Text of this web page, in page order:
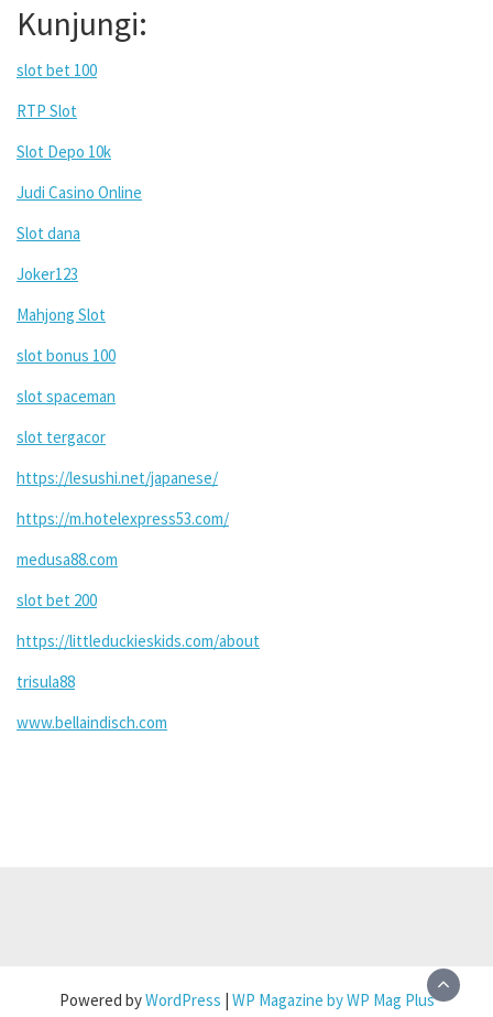
Kunjungi:
slot bet 100
RTP Slot
Slot Depo 10k
Judi Casino Online
Slot dana
Joker123
Mahjong Slot
slot bonus 100
slot spaceman
slot tergacor
https://lesushi.net/japanese/
https://m.hotelexpress53.com/
medusa88.com
slot bet 200
https://littleduckieskids.com/about
trisula88
www.bellaindisch.com
Powered byWordPress | WP Magazine by WP Mag Plus